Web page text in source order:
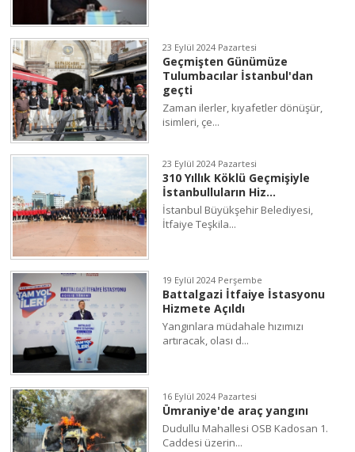
23 Eylül 2024 Pazartesi
Geçmişten Günümüze
Tulumbacılar İstanbul'dan
geçti
Zaman ilerler, kıyafetler dönüşür,
isimleri, çe...
23 Eylül 2024 Pazartesi
310 Yıllık Köklü Geçmişiyle
İstanbulluların Hiz...
İstanbul Büyükşehir Belediyesi,
İtfaiye Teşkila...
19 Eylül 2024 Perşembe
Battalgazi İtfaiye İstasyonu
Hizmete Açıldı
Yangınlara müdahale hızımızı
artıracak, olası d...
16 Eylül 2024 Pazartesi
Ümraniye'de araç yangını
Dudullu Mahallesi OSB Kadosan 1.
Caddesi üzerin...